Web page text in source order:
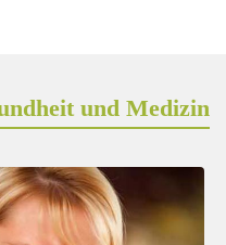
und Medizin